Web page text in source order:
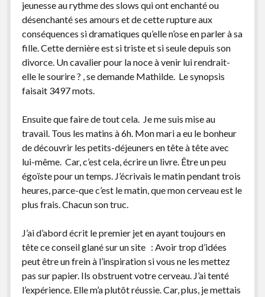
jeunesse au rythme des slows qui ont enchanté ou
désenchanté ses amours et de cette rupture aux
conséquences si dramatiques qu’elle n’ose en parler à sa
fille. Cette dernière est si triste et si seule depuis son
divorce. Un cavalier pour la noce à venir lui rendrait-
elle le sourire ? , se demande Mathilde. Le synopsis
faisait 3497 mots.
Ensuite que faire de tout cela. Je me suis mise au
travail. Tous les matins à 6h. Mon mari a eu le bonheur
de découvrir les petits-déjeuners en tête à tête avec
lui-même. Car, c’est cela, écrire un livre. Être un peu
égoïste pour un temps. J’écrivais le matin pendant trois
heures, parce-que c’est le matin, que mon cerveau est le
plus frais. Chacun son truc.
J’ai d’abord écrit le premier jet en ayant toujours en
tête ce conseil glané sur un site : Avoir trop d’idées
peut être un frein à l’inspiration si vous ne les mettez
pas sur papier. Ils obstruent votre cerveau. J’ai tenté
l’expérience. Elle m’a plutôt réussie. Car, plus, je mettais